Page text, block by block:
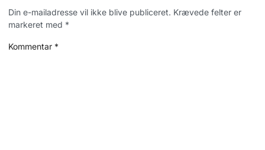
Din e-mailadresse vil ikke blive publiceret. Krævede felter er
markeret med *
Kommentar *